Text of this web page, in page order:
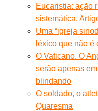
Eucaristia: ação
sistemática.
Uma “igreja
léxico que não é
O Vaticano. O
serão apenas
blindando
O soldado, o
Quaresma